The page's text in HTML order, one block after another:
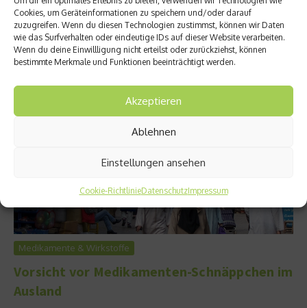
Cookies, um Geräteinformationen zu speichern und/oder darauf
zuzugreifen. Wenn du diesen Technologien zustimmst, können wir Daten
wie das Surfverhalten oder eindeutige IDs auf dieser Website verarbeiten.
Wenn du deine Einwillligung nicht erteilst oder zurückziehst, können
bestimmte Merkmale und Funktionen beeinträchtigt werden.
Akzeptieren
Ablehnen
Einstellungen ansehen
Cookie-RichtlinieDatenschutzImpressum
wirkungslos oder stellen sogar ein Gesundheitsrisiko dar.
Doch was sind wirklich die Vor- und Nachteile des Online-
Medikamentehandel und wie...
Weiterlesen
Medikamente & Wirkstoffe
Vorsicht vor Medikamenten-Schnäppchen im
Ausland